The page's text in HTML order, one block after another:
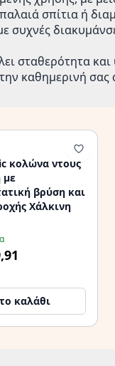
σπίτια ή
συχνές
σταθερότητα
καθημερινή σας
κολώνα ντους
με
βρύση και
Χάλκινη
καλάθι